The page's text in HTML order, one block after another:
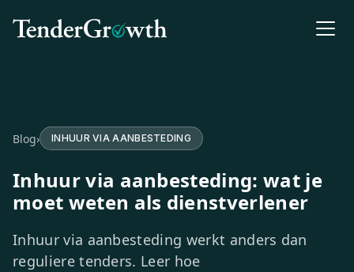
Blog› INHUUR VIA AANBESTEDING
Inhuur via aanbesteding: wat je
moet weten als dienstverlener
Inhuur via aanbesteding werkt anders dan
reguliere tenders. Leer hoe